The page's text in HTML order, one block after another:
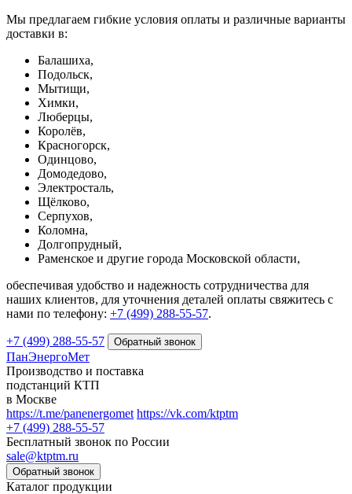
Мы предлагаем гибкие условия оплаты и различные варианты
доставки в:
Балашиха,
Подольск,
Мытищи,
Химки,
Люберцы,
Королёв,
Красногорск,
Одинцово,
Домодедово,
Электросталь,
Щёлково,
Серпухов,
Коломна,
Долгопрудный,
Раменское и другие города Московской области,
обеспечивая удобство и надежность сотрудничества для
наших клиентов, для уточнения деталей оплаты свяжитесь с
нами по телефону: +7 (499) 288-55-57.
+7 (499) 288-55-57
ПанЭнергоМет
Производство и поставка
подстанций КТП
в Москве
https://t.me/panenergomet https://vk.com/ktptm
+7 (499) 288-55-57
Бесплатный звонок по России
sale@ktptm.ru
Каталог продукции